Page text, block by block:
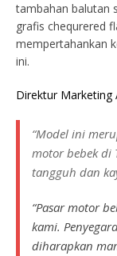
tambahan balutan
grafis chequrered
mempertahankan
ini.
Direktur Marketing
“Model ini
motor bebek di
tangguh dan
“Pasar motor
kami.
diharapkan